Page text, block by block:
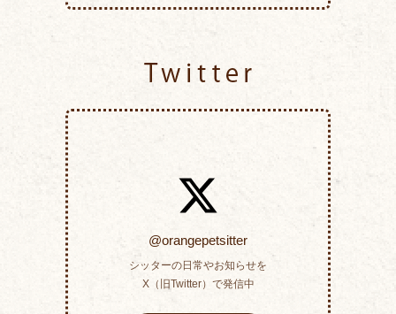
@orangepetsitter
シッターの日常やお知らせを
X（旧Twitter）で発信中